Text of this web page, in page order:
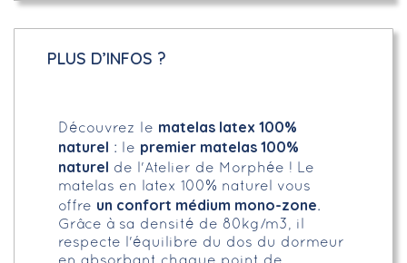
PLUS D’INFOS ?
Découvrez le matelas latex 100%
naturel : le premier matelas 100%
naturel de l'Atelier de Morphée ! Le
matelas en latex 100% naturel vous
offre un confort médium mono-zone.
Grâce à sa densité de 80kg/m3, il
respecte l'équilibre du dos du dormeur